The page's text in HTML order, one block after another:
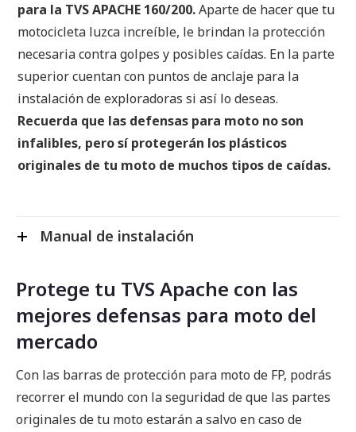
para la TVS APACHE 160/200.Aparte de hacer que tu
motocicleta luzca increíble, le brindan la protección
necesaria contra golpes y posibles caídas. En la parte
superior cuentan con puntos de anclaje para la
instalación de exploradoras si así lo deseas.
Recuerda que las defensas para moto no son
infalibles, pero sí protegerán los plásticos
originales de tu moto de muchos tipos de caídas.
Manual de instalación
Protege tu TVS Apache con las
mejores defensas para moto del
mercado
Con las barras de protección para moto de FP, podrás
recorrer el mundo con la seguridad de que las partes
originales de tu moto estarán a salvo en caso de